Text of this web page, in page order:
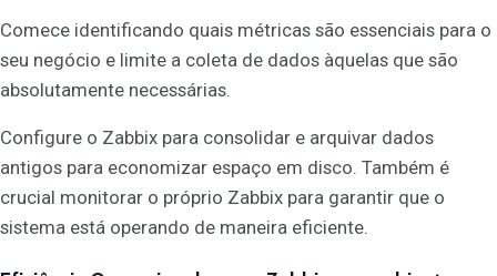
Comece identificando quais métricas são essenciais para o
seu negócio e limite a coleta de dados àquelas que são
absolutamente necessárias.
Configure o Zabbix para consolidar e arquivar dados
antigos para economizar espaço em disco. Também é
crucial monitorar o próprio Zabbix para garantir que o
sistema está operando de maneira eficiente.